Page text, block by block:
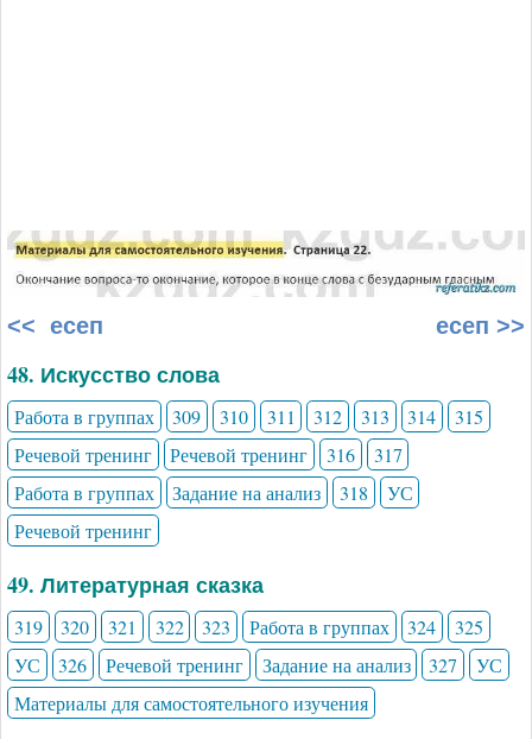
<< есеп есеп >>
48. Искусство слова
Работа в группах 309 310 311 312 313 314
315
Речевой тренинг
Речевой тренинг 316
317
Работа в группах
Задание на анализ 318
УС
Речевой тренинг
49. Литературная сказка
319 320 321 322 323 Работа в группах 324
325
УС
326 Речевой тренинг Задание на анализ 327
УС
Материалы для самостоятельного изучения